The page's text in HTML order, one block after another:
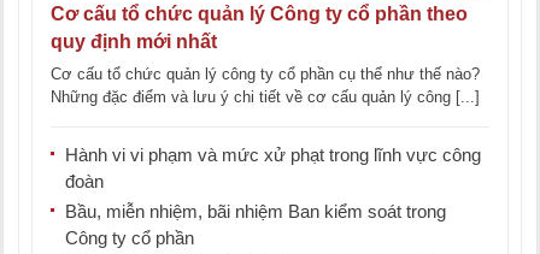
Cơ cấu tổ chức quản lý Công ty cổ phần theo
quy định mới nhất
Cơ cấu tổ chức quản lý công ty cổ phần cụ thể như thế nào?
Những đặc điểm và lưu ý chi tiết về cơ cấu quản lý công [...]
Hành vi vi phạm và mức xử phạt trong lĩnh vực công
đoàn
Bầu, miễn nhiệm, bãi nhiệm Ban kiểm soát trong
Công ty cổ phần